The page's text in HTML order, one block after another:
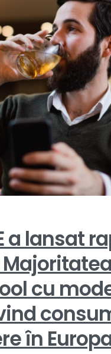
a lansat
cu
în